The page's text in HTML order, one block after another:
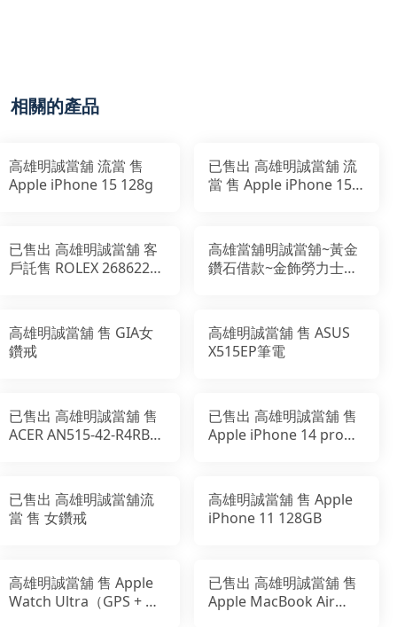
相關的產品
高雄明誠當舖 流當 售
Apple iPhone 15 128g
已售出 高雄明誠當舖 流
當 售 Apple iPhone 15
已售出 高雄明誠當舖 客
戶託售 ROLEX 268622
高雄當舖明誠當舖~黃金
鑽石借款~金飾勞力士典
高雄明誠當舖 售 GIA女
鑽戒
高雄明誠當舖 售 ASUS
X515EP筆電
已售出 高雄明誠當舖 售
ACER AN515-42-R4RB
已售出 高雄明誠當舖 售
Apple iPhone 14 pro
已售出 高雄明誠當舖流
當 售 女鑽戒
高雄明誠當舖 售 Apple
iPhone 11 128GB
高雄明誠當舖 售 Apple
Watch Ultra（GPS + 行
已售出 高雄明誠當舖 售
Apple MacBook Air